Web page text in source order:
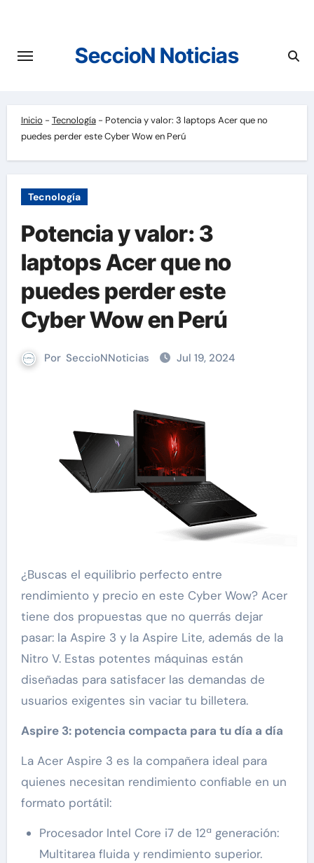
contenido
SeccioN Noticias
Inicio - Tecnología- Potencia y valor: 3 laptops Acer que no
puedes perder este Cyber Wow en Perú
Tecnología
Potencia y valor: 3
laptops Acer que no
puedes perder este
Cyber Wow en Perú
Por SeccioNNoticias Jul 19, 2024
¿Buscas el equilibrio perfecto entre
rendimiento y precio en este Cyber Wow? Acer
tiene dos propuestas que no querrás dejar
pasar: la Aspire 3 y la Aspire Lite, además de la
Nitro V. Estas potentes máquinas están
diseñadas para satisfacer las demandas de
usuarios exigentes sin vaciar tu billetera.
Aspire 3: potencia compacta para tu día a día
La Acer Aspire 3 es la compañera ideal para
quienes necesitan rendimiento confiable en un
formato portátil:
Procesador Intel Core i7 de 12ª generación:
Multitarea fluida y rendimiento superior.